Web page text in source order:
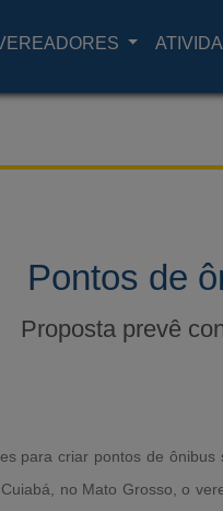
Pontos de
Proposta prevê
para criar pontos de
no Mato Grosso, o